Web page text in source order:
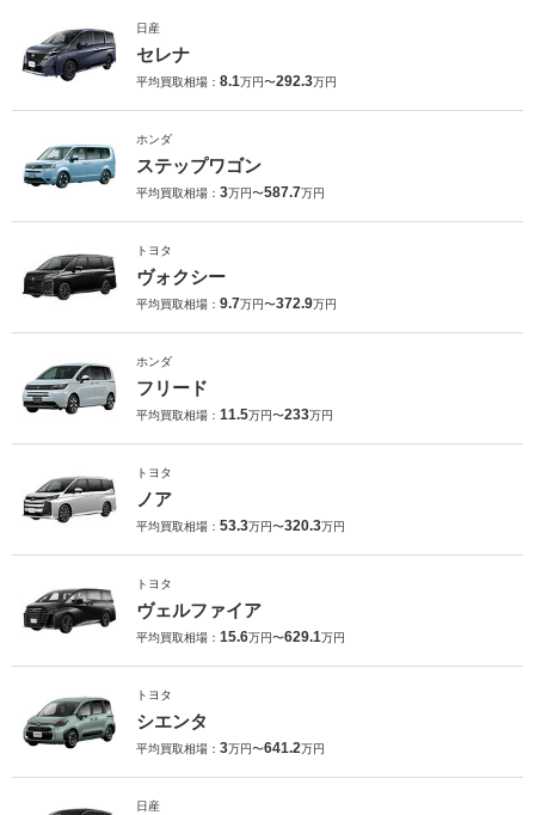
日産
セレナ
平均買取相場： 8.1万円〜292.3万円
ホンダ
ステップワゴン
平均買取相場： 3万円〜587.7万円
トヨタ
ヴォクシー
平均買取相場： 9.7万円〜372.9万円
ホンダ
フリード
平均買取相場： 11.5万円〜233万円
トヨタ
ノア
平均買取相場： 53.3万円〜320.3万円
トヨタ
ヴェルファイア
平均買取相場： 15.6万円〜629.1万円
トヨタ
シエンタ
平均買取相場： 3万円〜641.2万円
日産